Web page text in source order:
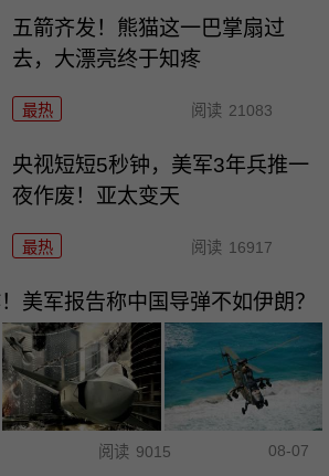
五箭齐发！熊猫这一巴掌扇过
去，大漂亮终于知疼
最热 阅读 21083
央视短短5秒钟，美军3年兵推一
夜作废！亚太变天
最热 阅读 16917
美军报告称中国导弹不如伊朗？
阅读 9015 08-07